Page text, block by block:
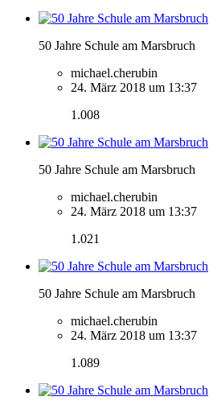
50 Jahre Schule am Marsbruch
michael.cherubin
24. März 2018 um 13:37
1.008
50 Jahre Schule am Marsbruch
michael.cherubin
24. März 2018 um 13:37
1.021
50 Jahre Schule am Marsbruch
michael.cherubin
24. März 2018 um 13:37
1.089